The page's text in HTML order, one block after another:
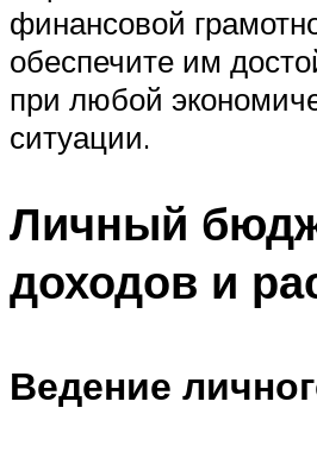
финансовой
обеспечите им
при любой
ситуации.
Личный
доходов и
Ведение